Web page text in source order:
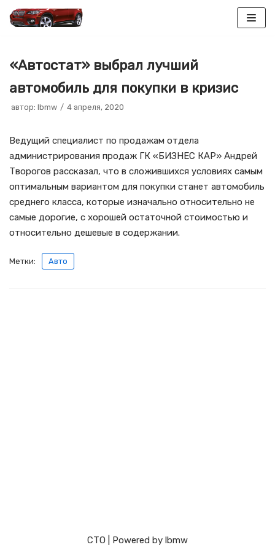
содержимому
«Автостат» выбрал лучший
автомобиль для покупки в кризис
автор: lbmw 4 апреля, 2020
Ведущий специалист по продажам отдела
администрирования продаж ГК «БИЗНЕС КАР» Андрей
Творогов рассказал, что в сложившихся условиях самым
оптимальным вариантом для покупки станет автомобиль
среднего класса, которые изначально относительно не
самые дорогие, с хорошей остаточной стоимостью и
относительно дешевые в содержании.
Метки: Авто
СТО | Powered by lbmw